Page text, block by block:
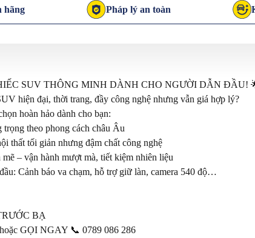
hãng Pháp lý an toàn
SUV THÔNG MINH DÀNH CHO NGƯỜI DẪN ĐẦU!
hiện đại, thời trang, đầy công nghệ nhưng vẫn giá hợp lý?
hoàn hảo dành cho bạn:
trọng theo phong cách châu Âu
thất tối giản nhưng đậm chất công nghệ
– vận hành mượt mà, tiết kiệm nhiên liệu
Cảnh báo va chạm, hỗ trợ giữ làn, camera 540 độ…
BẠ
GỌI NGAY 📞 0789 086 286